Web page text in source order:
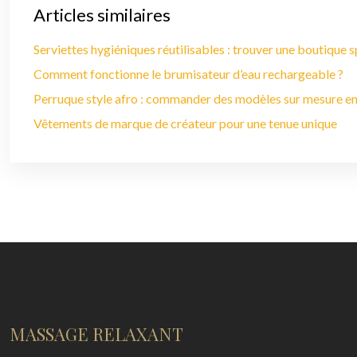
Articles similaires
Serviettes hygiéniques réutilisables : trouver une boutique
Comment fonctionne le brumisateur d’eau rechargeable ?
Perruque style afro : commander des modèles sur mesure
Vêtements de marque de créateur pour une tenue unique
MASSAGE RELAXANT